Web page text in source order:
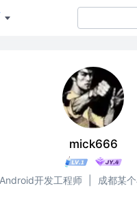
mick666
Android开发工程师 成都某